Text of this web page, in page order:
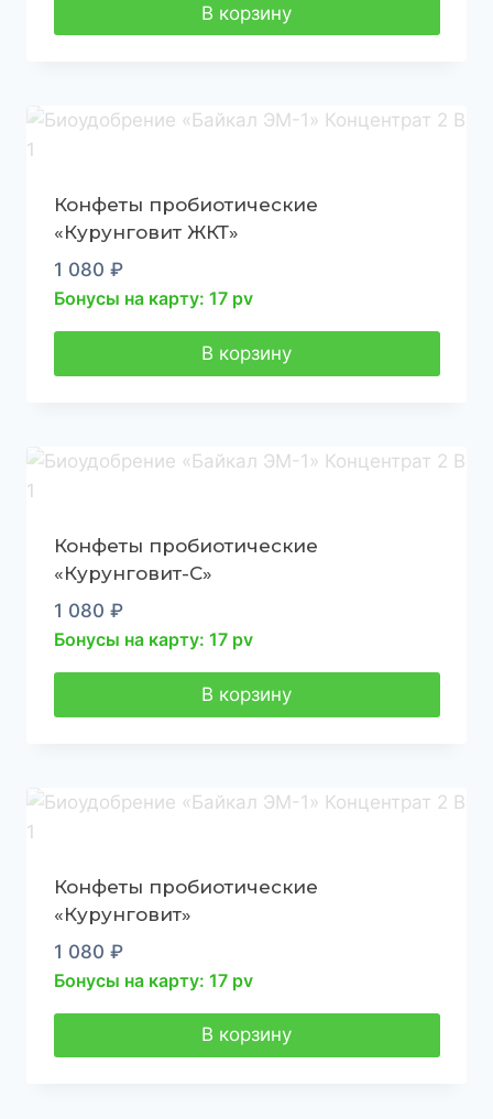
В корзину
Конфеты пробиотические
«Курунговит ЖКТ»
1 080 ₽
Бонусы на карту: 17 pv
В корзину
Конфеты пробиотические
«Курунговит-С»
1 080 ₽
Бонусы на карту: 17 pv
В корзину
Конфеты пробиотические
«Курунговит»
1 080 ₽
Бонусы на карту: 17 pv
В корзину